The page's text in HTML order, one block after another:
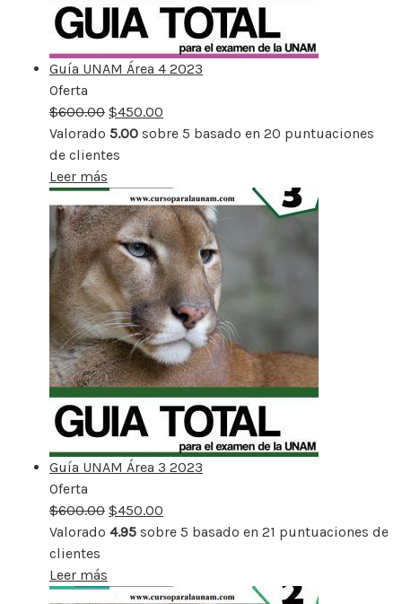
Guía UNAM Área 4 2023
Oferta
rebajado
$600.00 $450.00
Valorado 5.00 sobre 5 basado en 20 puntuaciones
de clientes
Leer más
Guía UNAM Área 3 2023
Oferta
rebajado
$600.00 $450.00
Valorado 4.95 sobre 5 basado en 21 puntuaciones de
clientes
Leer más